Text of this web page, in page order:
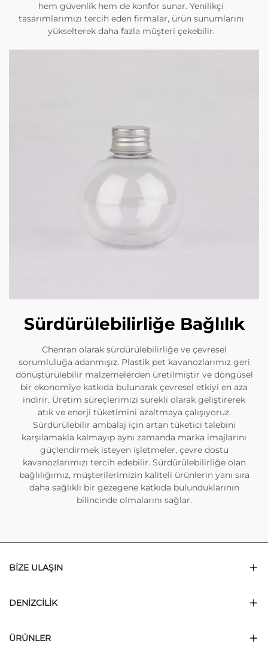
hem güvenlik hem de konfor sunar. Yenilikçi
tasarımlarımızı tercih eden firmalar, ürün sunumlarını
yükselterek daha fazla müşteri çekebilir.
Sürdürülebilirliğe Bağlılık
Chenran olarak sürdürülebilirliğe ve çevresel
sorumluluğa adanmışız. Plastik pet kavanozlarımız geri
dönüştürülebilir malzemelerden üretilmiştir ve döngüsel
bir ekonomiye katkıda bulunarak çevresel etkiyi en aza
indirir. Üretim süreçlerimizi sürekli olarak geliştirerek
atık ve enerji tüketimini azaltmaya çalışıyoruz.
Sürdürülebilir ambalaj için artan tüketici talebini
karşılamakla kalmayıp aynı zamanda marka imajlarını
güçlendirmek isteyen işletmeler, çevre dostu
kavanozlarımızı tercih edebilir. Sürdürülebilirliğe olan
bağlılığımız, müşterilerimizin kaliteli ürünlerin yanı sıra
daha sağlıklı bir gezegene katkıda bulunduklarının
bilincinde olmalarını sağlar.
BIZE ULAŞIN
DENIZCILIK
ÜRÜNLER